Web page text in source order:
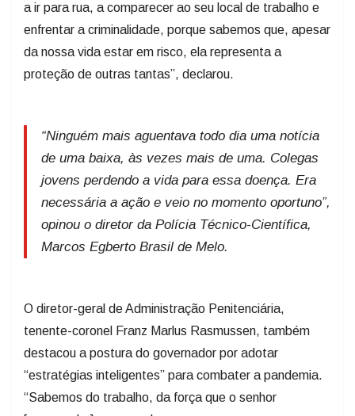
a ir para rua, a comparecer ao seu local de trabalho e
enfrentar a criminalidade, porque sabemos que, apesar
da nossa vida estar em risco, ela representa a
proteção de outras tantas”, declarou.
“Ninguém mais aguentava todo dia uma notícia
de uma baixa, às vezes mais de uma. Colegas
jovens perdendo a vida para essa doença. Era
necessária a ação e veio no momento oportuno”,
opinou o diretor da Polícia Técnico-Científica,
Marcos Egberto Brasil de Melo.
O diretor-geral de Administração Penitenciária,
tenente-coronel Franz Marlus Rasmussen, também
destacou a postura do governador por adotar
“estratégias inteligentes” para combater a pandemia.
“Sabemos do trabalho, da força que o senhor